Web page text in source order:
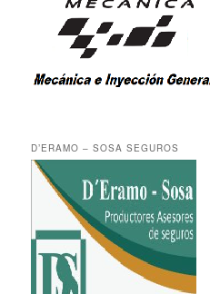
D’ERAMO – SOSA SEGUROS